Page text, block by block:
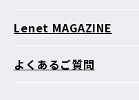
Lenet MAGAZINE
よくあるご質問